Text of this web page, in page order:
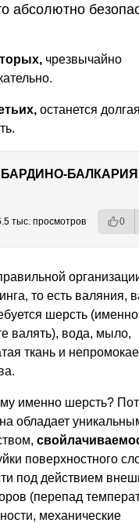
абсолютно
чрезвычайно
останется долгая
тыс. просмотров 0
то есть валяния,
шерсть
валять), вода, мыло,
ткань и
именно шерсть?
обладает
поверхностного
под действием
(перепад
механические